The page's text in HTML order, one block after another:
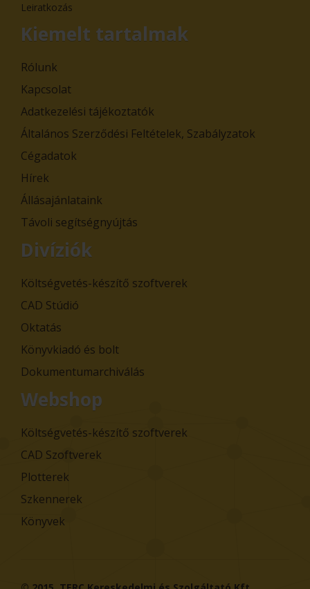
Leiratkozás
Kiemelt tartalmak
Rólunk
Kapcsolat
Adatkezelési tájékoztatók
Általános Szerződési Feltételek, Szabályzatok
Cégadatok
Hírek
Állásajánlataink
Távoli segítségnyújtás
Divíziók
Költségvetés-készítő szoftverek
CAD Stúdió
Oktatás
Könyvkiadó és bolt
Dokumentumarchiválás
Webshop
Költségvetés-készítő szoftverek
CAD Szoftverek
Plotterek
Szkennerek
Könyvek